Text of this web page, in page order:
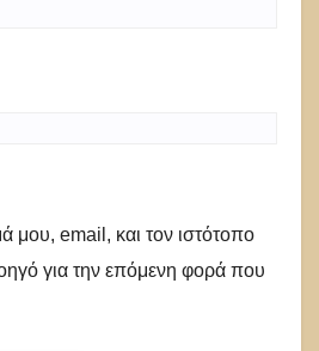
μου, email, και τον ιστότοπο
για την επόμενη φορά που